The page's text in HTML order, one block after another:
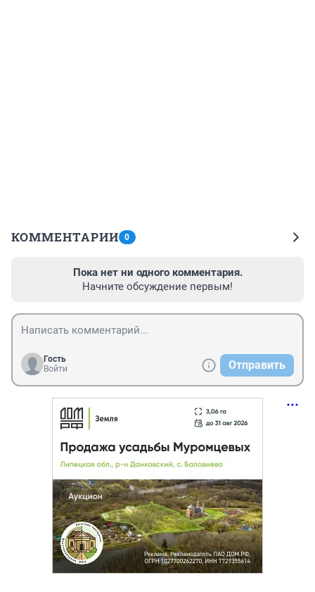
КОММЕНТАРИИ 0
Пока нет ни одного комментария.
Начните обсуждение первым!
Гость
Войти
Отправить